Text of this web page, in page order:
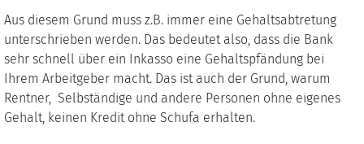
Aus diesem Grund muss z.B. immer eine Gehaltsabtretung
unterschrieben werden. Das bedeutet also, dass die Bank
sehr schnell über ein Inkasso eine Gehaltspfändung bei
Ihrem Arbeitgeber macht. Das ist auch der Grund, warum
Rentner, Selbständige und andere Personen ohne eigenes
Gehalt, keinen Kredit ohne Schufa erhalten.